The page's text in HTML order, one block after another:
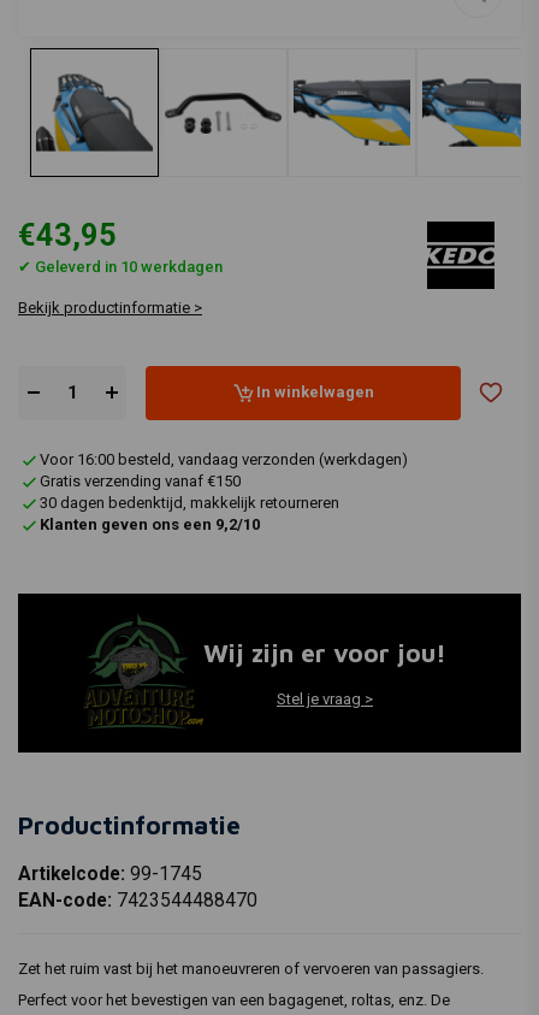
€43,95
✔ Geleverd in 10 werkdagen
Bekijk productinformatie >
In winkelwagen
Voor 16:00 besteld, vandaag verzonden (werkdagen)
Gratis verzending vanaf €150
30 dagen bedenktijd, makkelijk retourneren
Klanten geven ons een 9,2/10
Wij zijn er voor jou!
Stel je vraag >
Productinformatie
Artikelcode: 99-1745
EAN-code: 7423544488470
Zet het ruim vast bij het manoeuvreren of vervoeren van passagiers.
Perfect voor het bevestigen van een bagagenet, roltas, enz. De